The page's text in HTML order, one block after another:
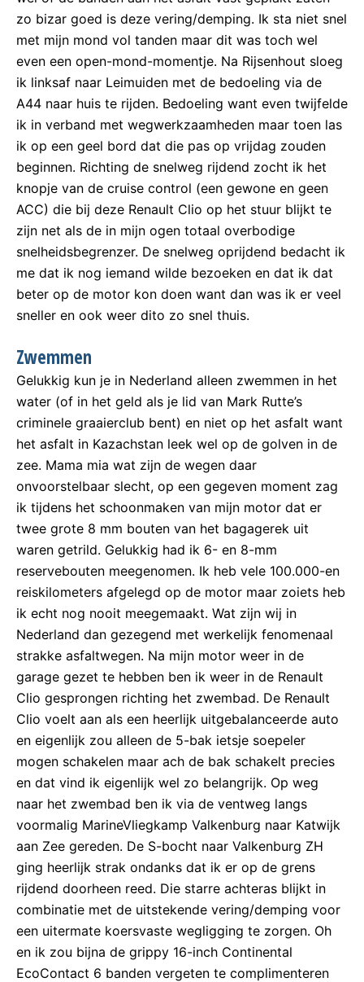
zo bizar goed is deze vering/demping. Ik sta niet snel
met mijn mond vol tanden maar dit was toch wel
even een open-mond-momentje. Na Rijsenhout sloeg
ik linksaf naar Leimuiden met de bedoeling via de
A44 naar huis te rijden. Bedoeling want even twijfelde
ik in verband met wegwerkzaamheden maar toen las
ik op een geel bord dat die pas op vrijdag zouden
beginnen. Richting de snelweg rijdend zocht ik het
knopje van de cruise control (een gewone en geen
ACC) die bij deze Renault Clio op het stuur blijkt te
zijn net als de in mijn ogen totaal overbodige
snelheidsbegrenzer. De snelweg oprijdend bedacht ik
me dat ik nog iemand wilde bezoeken en dat ik dat
beter op de motor kon doen want dan was ik er veel
sneller en ook weer dito zo snel thuis.
Zwemmen
Gelukkig kun je in Nederland alleen zwemmen in het
water (of in het geld als je lid van Mark Rutte’s
criminele graaierclub bent) en niet op het asfalt want
het asfalt in Kazachstan leek wel op de golven in de
zee. Mama mia wat zijn de wegen daar
onvoorstelbaar slecht, op een gegeven moment zag
ik tijdens het schoonmaken van mijn motor dat er
twee grote 8 mm bouten van het bagagerek uit
waren getrild. Gelukkig had ik 6- en 8-mm
reservebouten meegenomen. Ik heb vele 100.000-en
reiskilometers afgelegd op de motor maar zoiets heb
ik echt nog nooit meegemaakt. Wat zijn wij in
Nederland dan gezegend met werkelijk fenomenaal
strakke asfaltwegen. Na mijn motor weer in de
garage gezet te hebben ben ik weer in de Renault
Clio gesprongen richting het zwembad. De Renault
Clio voelt aan als een heerlijk uitgebalanceerde auto
en eigenlijk zou alleen de 5-bak ietsje soepeler
mogen schakelen maar ach de bak schakelt precies
en dat vind ik eigenlijk wel zo belangrijk. Op weg
naar het zwembad ben ik via de ventweg langs
voormalig MarineVliegkamp Valkenburg naar Katwijk
aan Zee gereden. De S-bocht naar Valkenburg ZH
ging heerlijk strak ondanks dat ik er op de grens
rijdend doorheen reed. Die starre achteras blijkt in
combinatie met de uitstekende vering/demping voor
een uitermate koersvaste wegligging te zorgen. Oh
en ik zou bijna de grippy 16-inch Continental
EcoContact 6 banden vergeten te complimenteren